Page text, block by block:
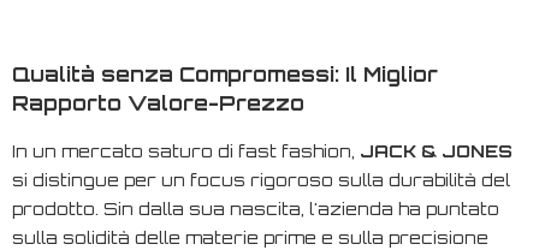
Qualità senza Compromessi: Il Miglior
Rapporto Valore-Prezzo
In un mercato saturo di fast fashion JACK & JONES
si distingue per un focus rigoroso sulla durabilità del
prodotto. Sin dalla sua nascita, l'azienda ha puntato
sulla solidità delle materie prime e sulla precisione